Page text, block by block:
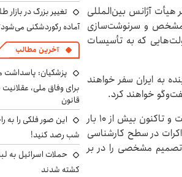
هیأت آژانس بین‌المللی
مشخص و سرنوشت‌سازی
که به تأسیسات
اعلام کرده بود که نمایندگان آژانس طی ۲ هفته آینده به ایران سفر خواهند
خواهند کرد.
این منبع افزود: «سفر معاون مدیرکل آژانس به تهران یک سفر برنامه‌ریزی‌شده است و تاکنون بیش از ۱۰ بار
در سطح کارشناسی
مشخصی را در بر
تغییر بزرگ در بازار
آماده رکوردشکنی
آخرین مطالب
پزشکیان: پاسداشت
برای وفاق ملی،
قانون
این صور فلکی را به
شب رصد کنید!
حملات اسرائیل به
کشته شدند